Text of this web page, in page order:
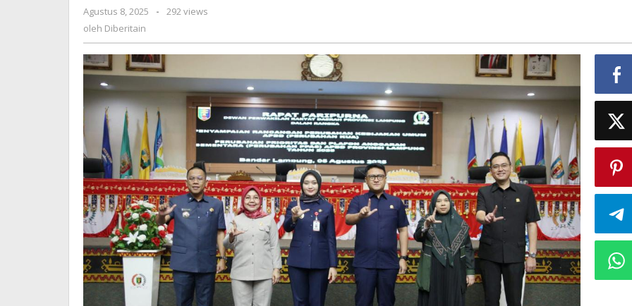
Kesejahteraan
Rakyat
Agustus 8, 2025
oleh
-
292 views
oleh Diberitain